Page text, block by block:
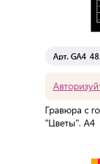
Арт.
Гравюра с
"Цветы", А4